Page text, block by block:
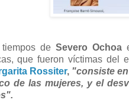
de Severo Ochoa
que fueron víctimas del
Rossiter, "consiste
de las mujeres, y el